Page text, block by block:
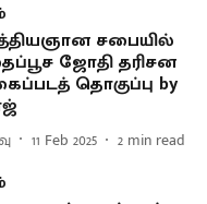
சபையில்
ஜோதி தரிசன
தொகுப்பு by
11 Feb 2025 2 min read